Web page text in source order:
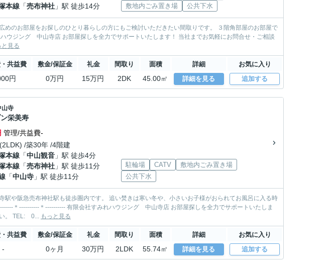
本線 「売布神社 」駅 徒歩14分
敷地内ごみ置き場
公共下水
屋をお探しのひとり暮らしの方にもご検討いただきたい間取りです。 ３階角部屋のお部屋で
と見る
共益費 敷金/保証金 礼金 間取り 面積 詳細 お気に入り
円 0万円 15万円 2DK 45.00㎡ 詳細を見る 追加する
山寺
栄美寿
管理/共益費-
/築30年 /4階建
本線 「中山観音 」駅 徒歩4分
本線 「売布神社 」駅 徒歩11分
「中山寺 」駅 徒歩11分
駐輪場 CATV
敷地内ごみ置き場
公共下水
。 追い焚きは寒い冬や、小さいお子様がおられてお風呂に入る時
す！ 当社までお気軽にお問合せ・ご相談ください。 TEL: 0... もっと見る
共益費 敷金/保証金 礼金 間取り 面積 詳細 お気に入り
- 0ヶ月 30万円 2LDK 55.74㎡ 詳細を見る 追加する